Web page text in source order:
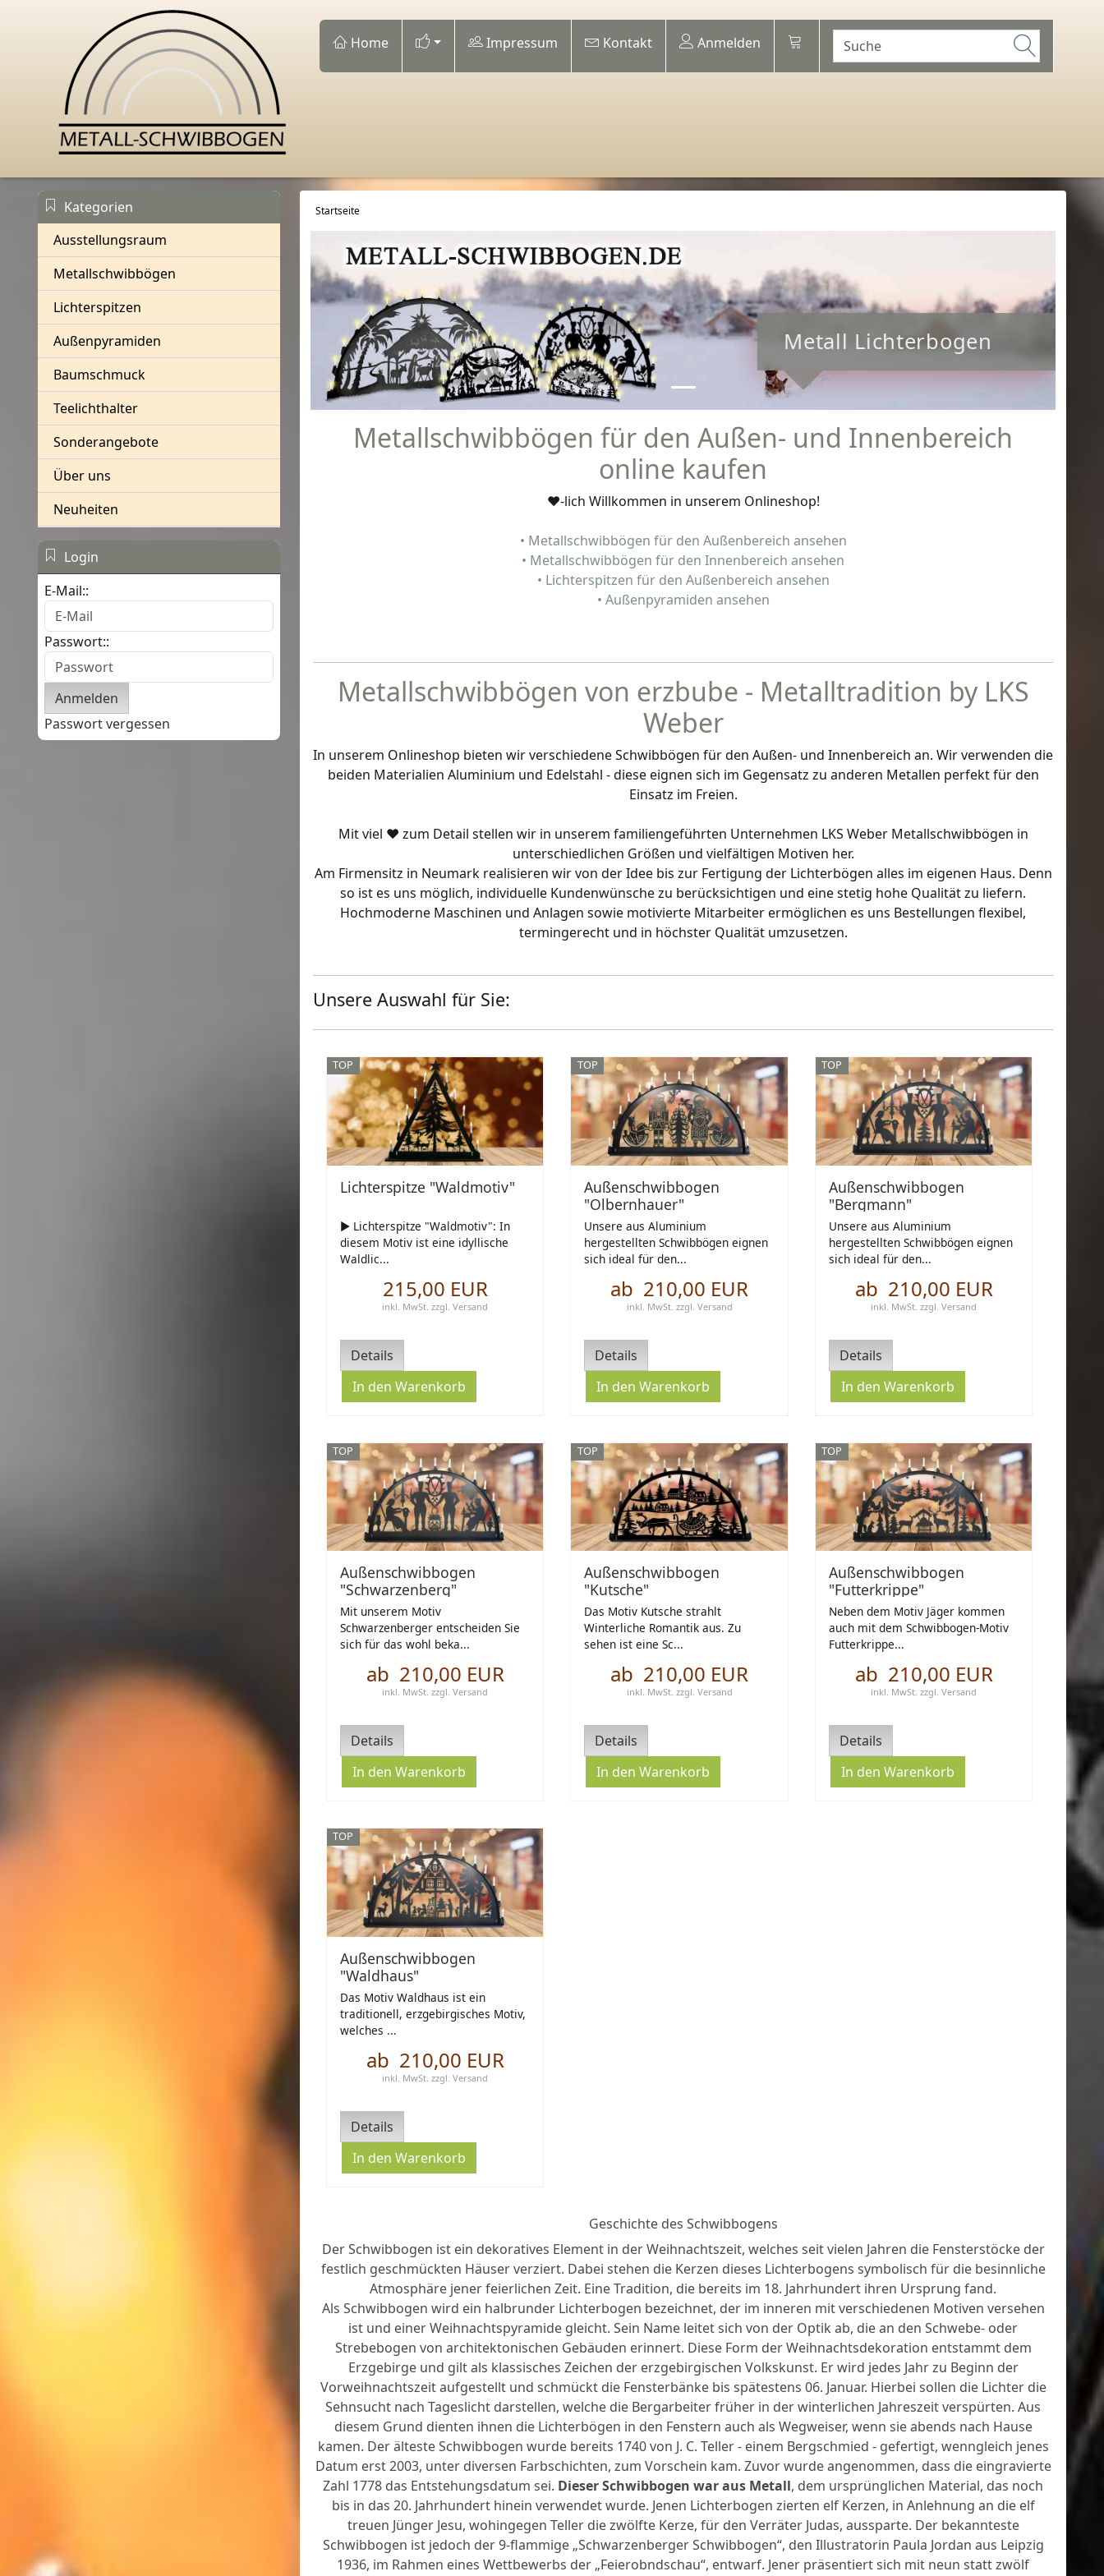
Home Impressum Kontakt Anmelden
Kategorien
Ausstellungsraum
Metallschwibbögen
Lichterspitzen
Außenpyramiden
Baumschmuck
Teelichthalter
Sonderangebote
Über uns
Neuheiten
Login
E-Mail::
Passwort::
Passwort vergessen
Startseite
Metall Lichterbogen
Previous
Metallschwibbögen für den Außen- und Innenbereich
online kaufen
♥-lich Willkommen in unserem Onlineshop!
• Metallschwibbögen für den Außenbereich ansehen
• Metallschwibbögen für den Innenbereich ansehen
• Lichterspitzen für den Außenbereich ansehen
• Außenpyramiden ansehen
Metallschwibbögen von erzbube - Metalltradition by LKS
Weber
In unserem Onlineshop bieten wir verschiedene Schwibbögen für den Außen- und Innenbereich an. Wir verwenden die
beiden Materialien Aluminium und Edelstahl - diese eignen sich im Gegensatz zu anderen Metallen perfekt für den
Einsatz im Freien.
Mit viel ♥ zum Detail stellen wir in unserem familiengeführten Unternehmen LKS Weber Metallschwibbögen in
unterschiedlichen Größen und vielfältigen Motiven her.
Am Firmensitz in Neumark realisieren wir von der Idee bis zur Fertigung der Lichterbögen alles im eigenen Haus. Denn
so ist es uns möglich, individuelle Kundenwünsche zu berücksichtigen und eine stetig hohe Qualität zu liefern.
Hochmoderne Maschinen und Anlagen sowie motivierte Mitarbeiter ermöglichen es uns Bestellungen flexibel,
termingerecht und in höchster Qualität umzusetzen.
Unsere Auswahl für Sie:
TOP
Lichterspitze "Waldmotiv"
► Lichterspitze "Waldmotiv": In
diesem Motiv ist eine idyllische
Waldlic...
215,00 EUR
inkl. MwSt. zzgl.Versand
Details
TOP
Außenschwibbogen
"Olbernhauer"
Unsere aus Aluminium
hergestellten Schwibbögen eignen
sich ideal für den...
ab 210,00 EUR
inkl. MwSt. zzgl. Versand
Details
TOP
Außenschwibbogen
"Bergmann"
Unsere aus Aluminium
hergestellten Schwibbögen eignen
sich ideal für den...
ab 210,00 EUR
inkl. MwSt. zzgl.Versand
Details
TOP
Außenschwibbogen
"Schwarzenberg"
Mit unserem Motiv
Schwarzenberger entscheiden Sie
sich für das wohl beka...
ab 210,00 EUR
inkl. MwSt. zzgl.Versand
Details
TOP
Außenschwibbogen
"Kutsche"
Das Motiv Kutsche strahlt
Winterliche Romantik aus. Zu
sehen ist eine Sc...
ab 210,00 EUR
inkl. MwSt. zzgl. Versand
Details
TOP
Außenschwibbogen
"Futterkrippe"
Neben dem Motiv Jäger kommen
auch mit dem Schwibbogen-Motiv
Futterkrippe...
ab 210,00 EUR
inkl. MwSt. zzgl.Versand
Details
TOP
Außenschwibbogen
"Waldhaus"
Das Motiv Waldhaus ist ein
traditionell, erzgebirgisches Motiv,
welches ...
ab 210,00 EUR
inkl. MwSt. zzgl.Versand
Details
Geschichte des Schwibbogens
Der Schwibbogen ist ein dekoratives Element in der Weihnachtszeit, welches seit vielen Jahren die Fensterstöcke der
festlich geschmückten Häuser verziert. Dabei stehen die Kerzen dieses Lichterbogens symbolisch für die besinnliche
Atmosphäre jener feierlichen Zeit. Eine Tradition, die bereits im 18. Jahrhundert ihren Ursprung fand.
Als Schwibbogen wird ein halbrunder Lichterbogen bezeichnet, der im inneren mit verschiedenen Motiven versehen
ist und einer Weihnachtspyramide gleicht. Sein Name leitet sich von der Optik ab, die an den Schwebe- oder
Strebebogen von architektonischen Gebäuden erinnert. Diese Form der Weihnachtsdekoration entstammt dem
Erzgebirge und gilt als klassisches Zeichen der erzgebirgischen Volkskunst. Er wird jedes Jahr zu Beginn der
Vorweihnachtszeit aufgestellt und schmückt die Fensterbänke bis spätestens 06. Januar. Hierbei sollen die Lichter die
Sehnsucht nach Tageslicht darstellen, welche die Bergarbeiter früher in der winterlichen Jahreszeit verspürten. Aus
diesem Grund dienten ihnen die Lichterbögen in den Fenstern auch als Wegweiser, wenn sie abends nach Hause
kamen. Der älteste Schwibbogen wurde bereits 1740 von J. C. Teller - einem Bergschmied - gefertigt, wenngleich jenes
Datum erst 2003, unter diversen Farbschichten, zum Vorschein kam. Zuvor wurde angenommen, dass die eingravierte
Zahl 1778 das Entstehungsdatum sei. Dieser Schwibbogen war aus Metall, dem ursprünglichen Material, das noch
bis in das 20. Jahrhundert hinein verwendet wurde. Jenen Lichterbogen zierten elf Kerzen, in Anlehnung an die elf
treuen Jünger Jesu, wohingegen Teller die zwölfte Kerze, für den Verräter Judas, aussparte. Der bekannteste
Schwibbogen ist jedoch der 9-flammige „Schwarzenberger Schwibbogen“, den Illustratorin Paula Jordan aus Leipzig
1936, im Rahmen eines Wettbewerbs der „Feierobndschau“, entwarf. Jener präsentiert sich mit neun statt zwölf